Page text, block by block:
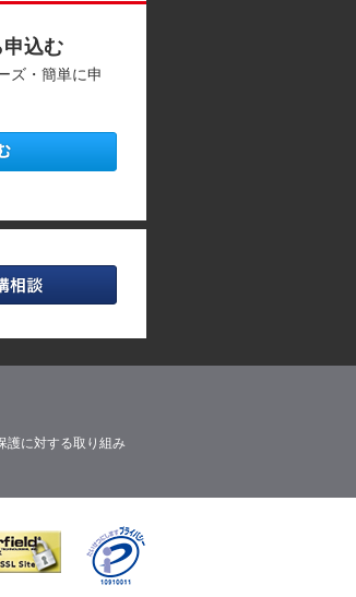
込む
ズ・簡単に申
護に対する取り組み